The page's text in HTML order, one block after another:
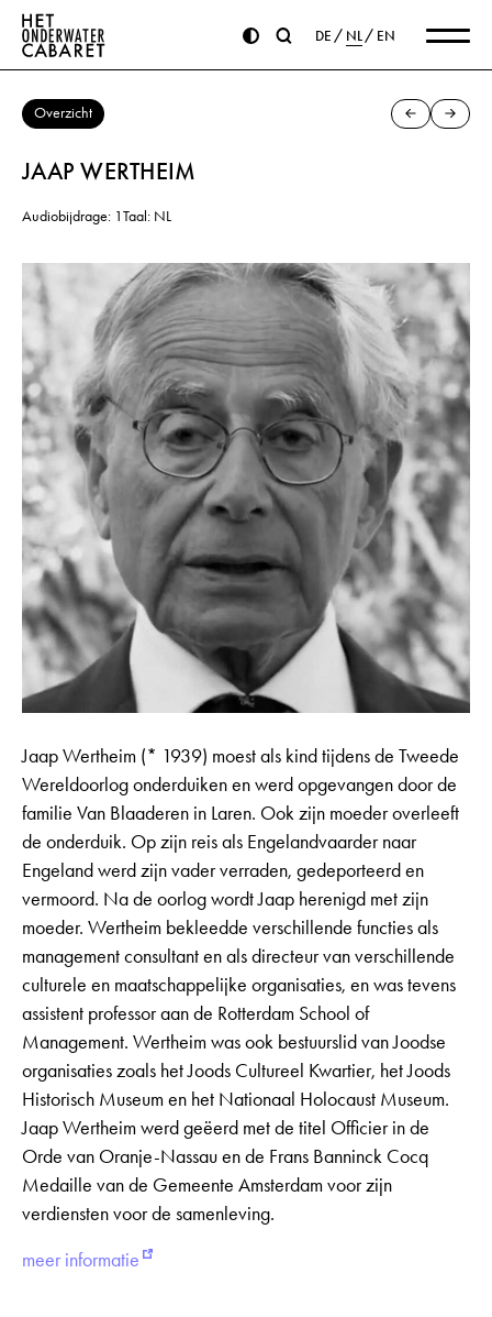
DE NL EN
Overzicht
JAAP WERTHEIM
Audiobijdrage: 1Taal: NL
Jaap Wertheim (* 1939) moest als kind tijdens de Tweede
Wereldoorlog onderduiken en werd opgevangen door de
familie Van Blaaderen in Laren. Ook zijn moeder overleeft
de onderduik. Op zijn reis als Engelandvaarder naar
Engeland werd zijn vader verraden, gedeporteerd en
vermoord. Na de oorlog wordt Jaap herenigd met zijn
moeder. Wertheim bekleedde verschillende functies als
management consultant en als directeur van verschillende
culturele en maatschappelijke organisaties, en was tevens
assistent professor aan de Rotterdam School of
Management. Wertheim was ook bestuurslid van Joodse
organisaties zoals het Joods Cultureel Kwartier, het Joods
Historisch Museum en het Nationaal Holocaust Museum.
Jaap Wertheim werd geëerd met de titel Officier in de
Orde van Oranje-Nassau en de Frans Banninck Cocq
Medaille van de Gemeente Amsterdam voor zijn
verdiensten voor de samenleving.
meer informatie